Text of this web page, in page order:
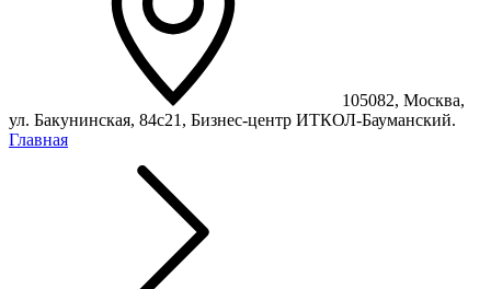
105082, Москва,
ул. Бакунинская, 84с21, Бизнес-центр ИТКОЛ-Бауманский.
Главная